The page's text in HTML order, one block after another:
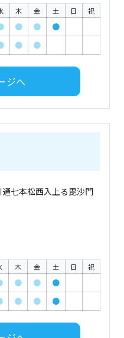
木 金 土 日 祝
● ●
●
● ●
ジへ
七本松西入上る毘沙門
木 金 土 日 祝
● ●
●
● ● ●